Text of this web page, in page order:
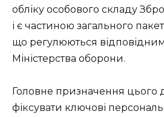
обліку особового складу
і є частиною загального
що регулюються
Міністерства оборони.
Головне призначення цього
фіксувати ключові